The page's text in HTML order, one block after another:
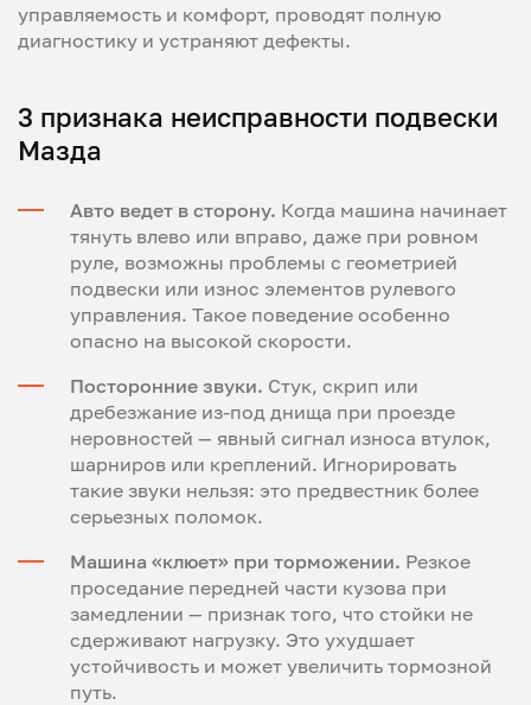
управляемость и комфорт, проводят полную
диагностику и устраняют дефекты.
3 признака неисправности подвески
Мазда
Авто ведет в сторону. Когда машина начинает
тянуть влево или вправо, даже при ровном
руле, возможны проблемы с геометрией
подвески или износ элементов рулевого
управления. Такое поведение особенно
опасно на высокой скорости.
Посторонние звуки. Стук, скрип или
дребезжание из-под днища при проезде
неровностей — явный сигнал износа втулок,
шарниров или креплений. Игнорировать
такие звуки нельзя: это предвестник более
серьезных поломок.
Машина «клюет» при торможении. Резкое
проседание передней части кузова при
замедлении — признак того, что стойки не
сдерживают нагрузку. Это ухудшает
устойчивость и может увеличить тормозной
путь.